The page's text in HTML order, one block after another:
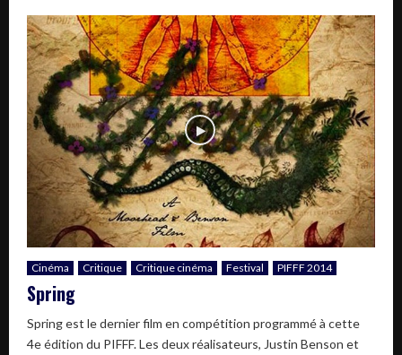
Cinéma Critique Critique cinéma Festival PIFFF 2014
Spring
Spring est le dernier film en compétition programmé à cette
4e édition du PIFFF. Les deux réalisateurs, Justin Benson et